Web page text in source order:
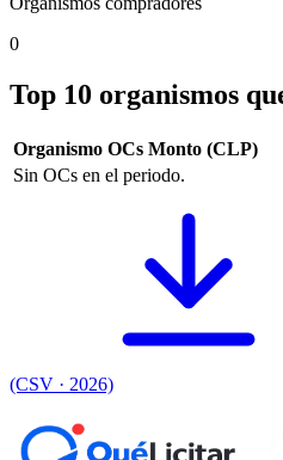
0
Top 10 organismos
Organismo OCs Monto (CLP)
Sin OCs en el periodo.
(CSV · 2026)